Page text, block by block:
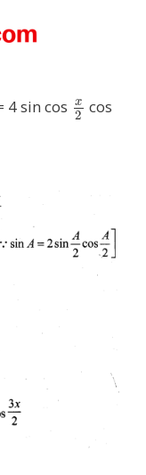
4 sin cos
x
2 cos